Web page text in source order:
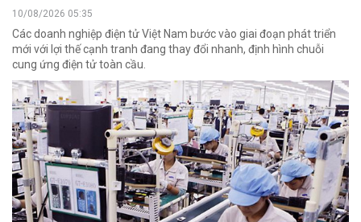
10/08/2026 05:35
Các doanh nghiệp điện tử Việt Nam bước vào giai đoạn phát triển
mới với lợi thế cạnh tranh đang thay đổi nhanh, định hình chuỗi
cung ứng điện tử toàn cầu.